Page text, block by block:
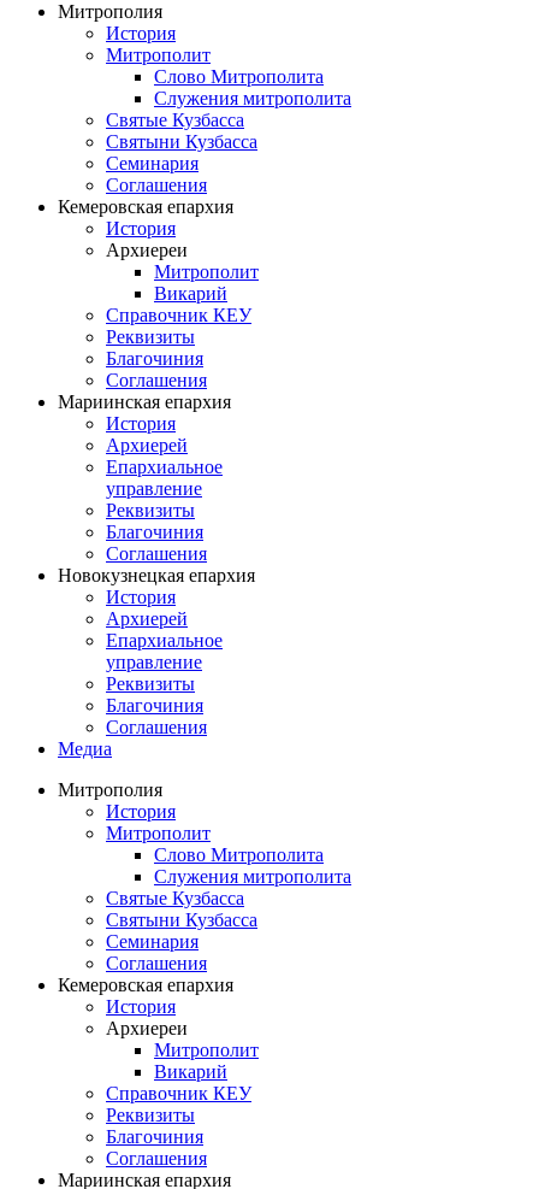
Митрополия
История
Митрополит
Слово Митрополита
Служения митрополита
Святые Кузбасса
Святыни Кузбасса
Семинария
Соглашения
Кемеровская епархия
История
Архиереи
Митрополит
Викарий
Справочник КЕУ
Реквизиты
Благочиния
Соглашения
Мариинская епархия
История
Архиерей
Епархиальное
управление
Реквизиты
Благочиния
Соглашения
Новокузнецкая епархия
История
Архиерей
Епархиальное
управление
Реквизиты
Благочиния
Соглашения
Медиа
Митрополия
История
Митрополит
Слово Митрополита
Служения митрополита
Святые Кузбасса
Святыни Кузбасса
Семинария
Соглашения
Кемеровская епархия
История
Архиереи
Митрополит
Викарий
Справочник КЕУ
Реквизиты
Благочиния
Соглашения
Мариинская епархия